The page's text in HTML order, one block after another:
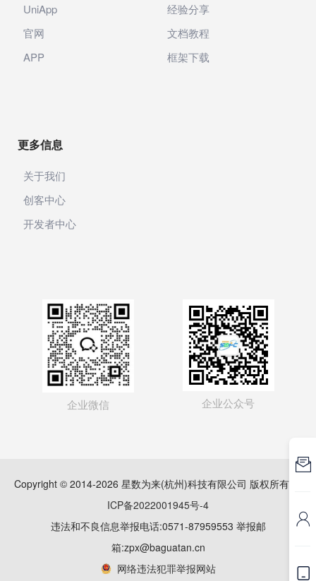
UniApp
官网
APP
经验分享
文档教程
框架下载
更多信息
关于我们
创客中心
开发者中心
企业微信 企业公众号
Copyright © 2014-2026 星数为来(杭州)科技有限公司 版权所有
ICP备2022001945号-4
违法和不良信息举报电话:0571-87959553 举报邮
箱:zpx@baguatan.cn
网络违法犯罪举报网站


